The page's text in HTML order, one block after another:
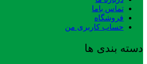
تماس باما
فروشگاه
حساب کاربری من
دسته بندی ها